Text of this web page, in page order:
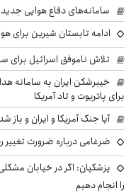
سامانه‌های دفاع هوایی
ادامه تابستان شیرین برای
تلاش ناموفق اسرائیل برای
خیبرشکن ایران به سامانه
برای پاتریوت و تاد آمریکا
آیا جنگ آمریکا و ایران و
ضرغامی درباره ضرورت
پزشکیان: اگر در خیابان
را انجام دهیم